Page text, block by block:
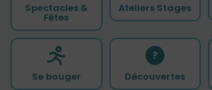
Spectacles &
Fêtes
Ateliers Stages
Se bouger Découvertes